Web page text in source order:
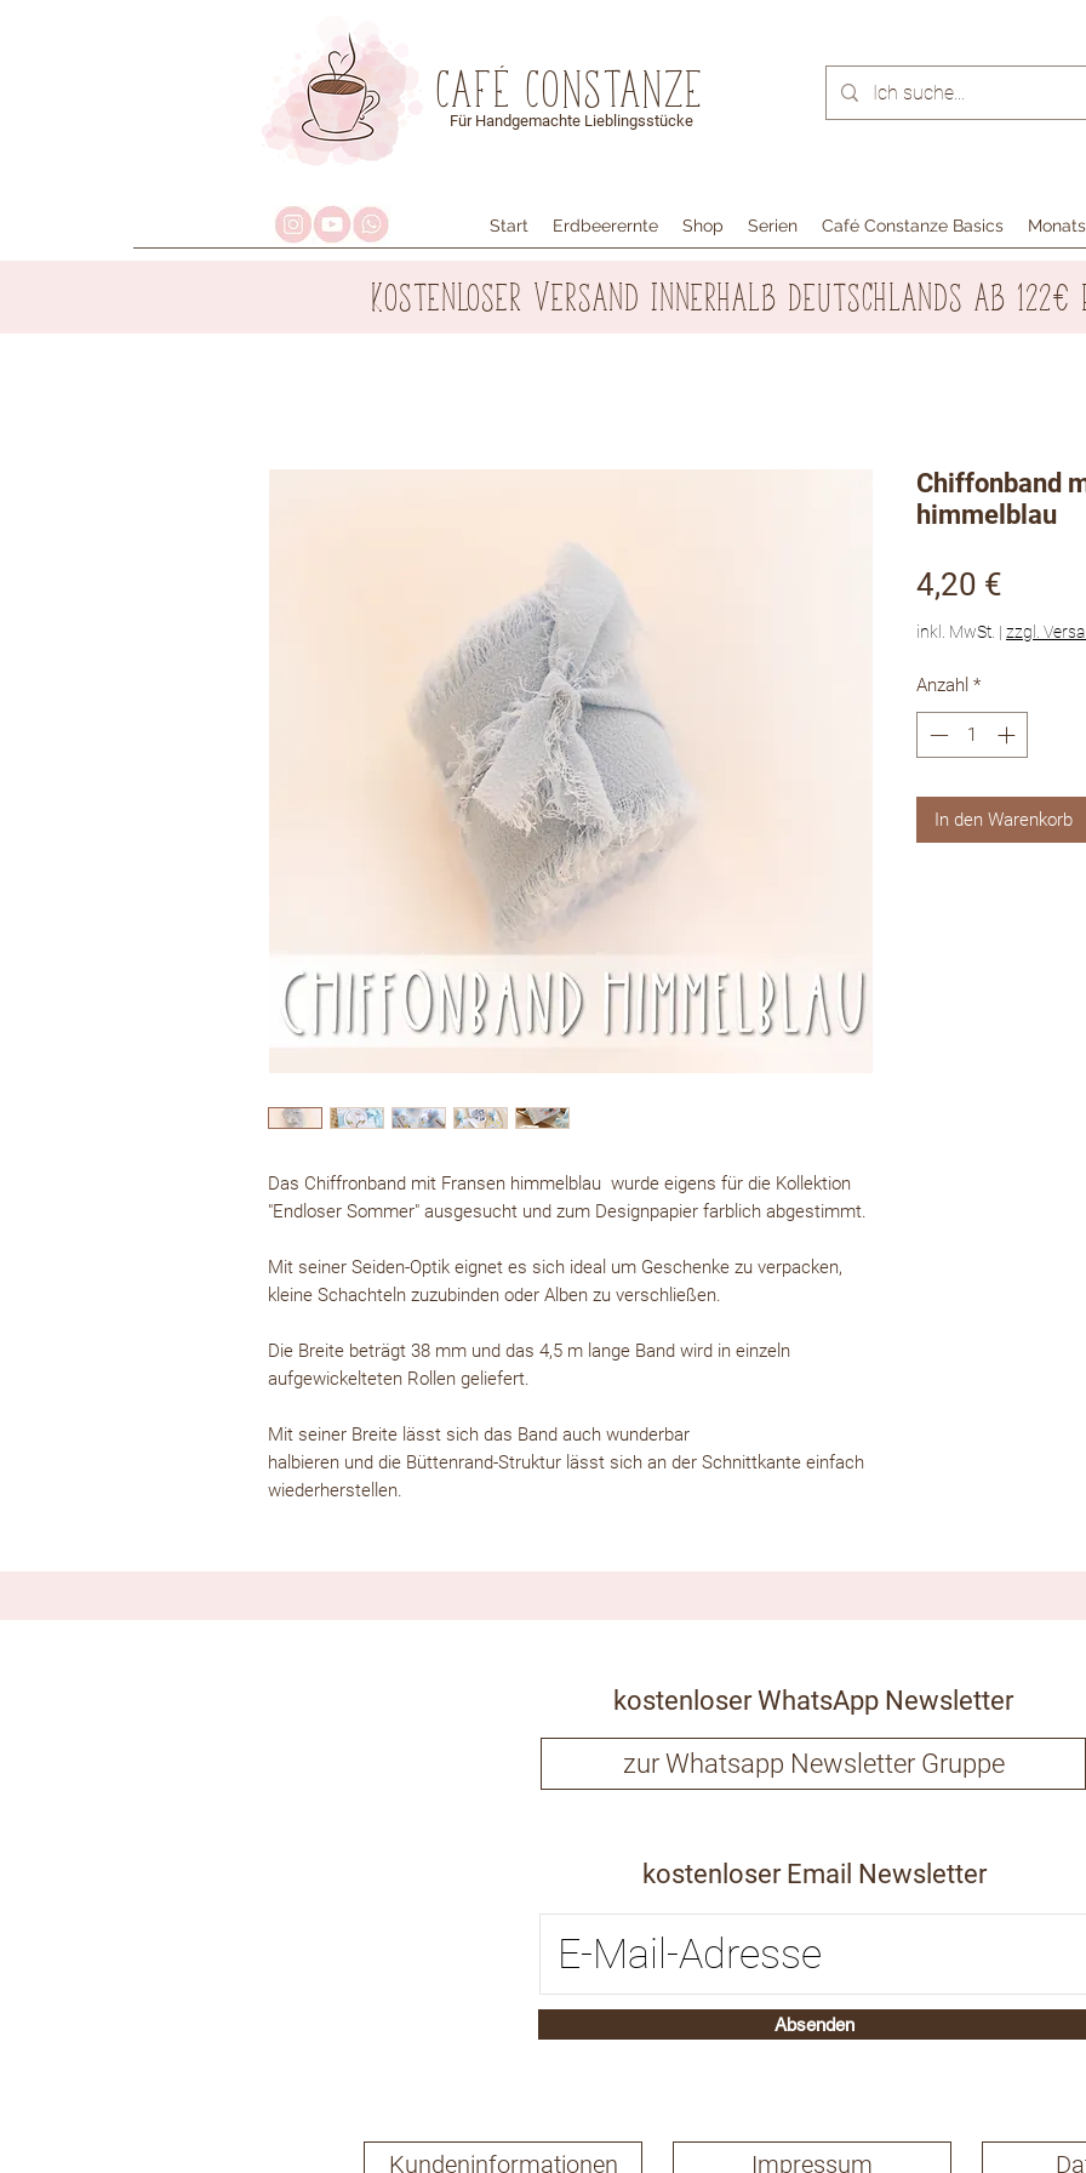
Café Constanze
Für Handgemachte Lieblingsstücke
Start Erdbeerernte Shop Serien Café Constanze Basics
Kostenloser Versand innerhalb Deutschlands ab 122€
Das Chiffronband mit Fransen himmelblau wurde eigens für die Kollektion
"Endloser Sommer" ausgesucht und zum Designpapier farblich abgestimmt.
Mit seiner Seiden-Optik eignet es sich ideal um Geschenke zu verpacken,
kleine Schachteln zuzubinden oder Alben zu verschließen.
Die Breite beträgt 38 mm und das 4,5 m lange Band wird in einzeln
aufgewickelteten Rollen geliefert.
Mit seiner Breite lässt sich das Band auch wunderbar
halbieren und die Büttenrand-Struktur lässt sich an der Schnittkante einfach
wiederherstellen.
Chiffonband
himmelblau
4,20 €
inkl. MwSt. | zzgl.
Anzahl *
In den Warenkorb
zur Whatsapp Newsletter Gruppe
kostenloser WhatsApp Newsletter
kostenloser Email Newsletter
Absenden
Kundeninformationen Impressum